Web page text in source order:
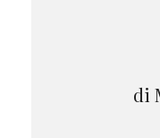
di